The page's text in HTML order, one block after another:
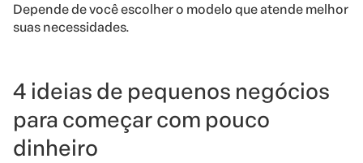
Depende de você escolher o modelo que atende melhor
suas necessidades.
4 ideias de pequenos negócios
para começar com pouco
dinheiro